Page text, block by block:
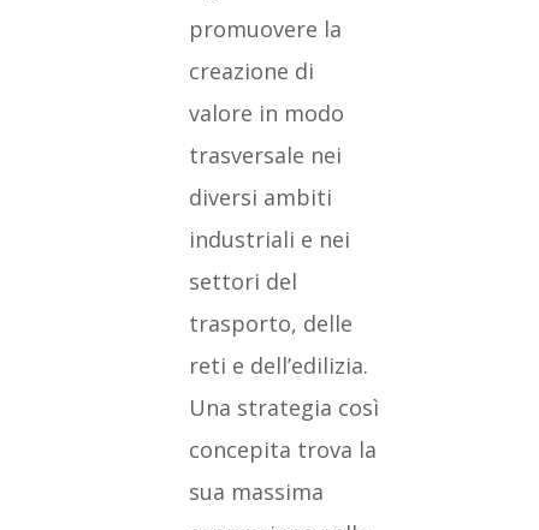
promuovere la
creazione di
valore in modo
trasversale nei
diversi ambiti
industriali e nei
settori del
trasporto, delle
reti e dell’edilizia.
Una strategia così
concepita trova la
sua massima